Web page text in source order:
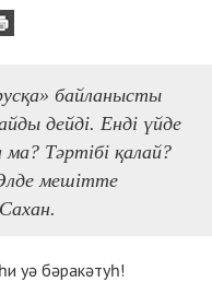
байланысты
дейді. Енді үйде
Тәртібі қалай?
мешітте
уә бәракәтуһ!